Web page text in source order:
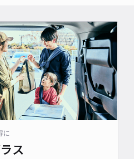
に
ス